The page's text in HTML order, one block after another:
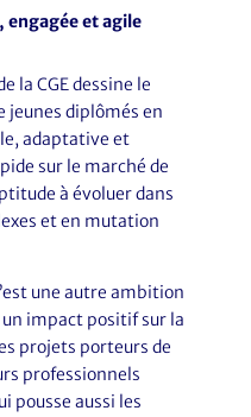
engagée et agile
la CGE dessine le
jeunes diplômés en
adaptative et
sur le marché de
à évoluer dans
et en mutation
une autre ambition
un impact positif sur la
projets porteurs de
professionnels
pousse aussi les